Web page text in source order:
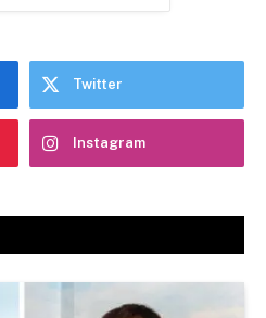
Twitter
Instagram